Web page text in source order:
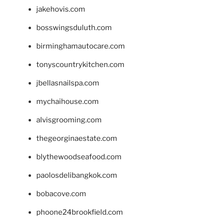
jakehovis.com
bosswingsduluth.com
birminghamautocare.com
tonyscountrykitchen.com
jbellasnailspa.com
mychaihouse.com
alvisgrooming.com
thegeorginaestate.com
blythewoodseafood.com
paolosdelibangkok.com
bobacove.com
phoone24brookfield.com